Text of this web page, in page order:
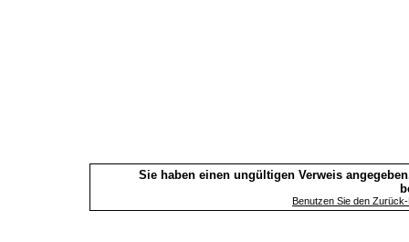
Sie haben einen ungültigen Verweis
Benutzen Sie den